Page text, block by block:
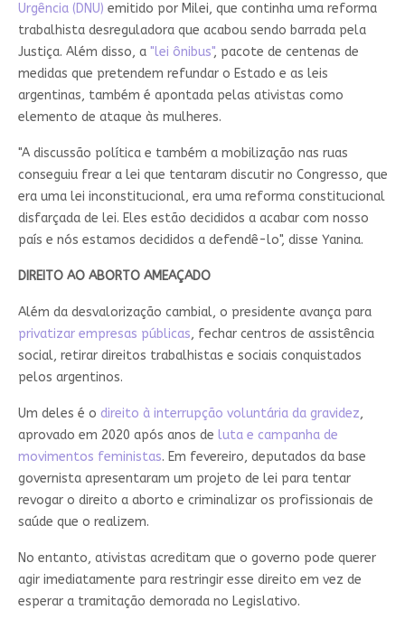
Urgência (DNU) emitido por Milei, que continha uma reforma
trabalhista desreguladora que acabou sendo barrada pela
Justiça. Além disso, a "lei ônibus", pacote de centenas de
medidas que pretendem refundar o Estado e as leis
argentinas, também é apontada pelas ativistas como
elemento de ataque às mulheres.
"A discussão política e também a mobilização nas ruas
conseguiu frear a lei que tentaram discutir no Congresso, que
era uma lei inconstitucional, era uma reforma constitucional
disfarçada de lei. Eles estão decididos a acabar com nosso
país e nós estamos decididos a defendê-lo", disse Yanina.
DIREITO AO ABORTO AMEAÇADO
Além da desvalorização cambial, o presidente avança para
privatizar empresas públicas, fechar centros de assistência
social, retirar direitos trabalhistas e sociais conquistados
pelos argentinos.
Um deles é o direito à interrupção voluntária da gravidez,
aprovado em 2020 após anos de luta e campanha de
movimentos feministas. Em fevereiro, deputados da base
governista apresentaram um projeto de lei para tentar
revogar o direito a aborto e criminalizar os profissionais de
saúde que o realizem.
No entanto, ativistas acreditam que o governo pode querer
agir imediatamente para restringir esse direito em vez de
esperar a tramitação demorada no Legislativo.